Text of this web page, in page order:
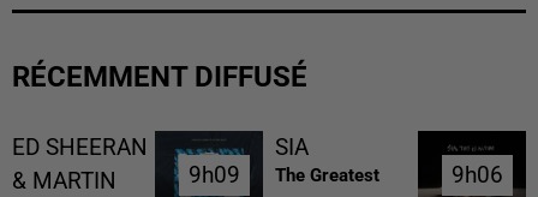
RÉCEMMENT DIFFUSÉ
ED SHEERAN
& MARTIN
9h09
9h09
SIA
The Greatest 9h06
9h06